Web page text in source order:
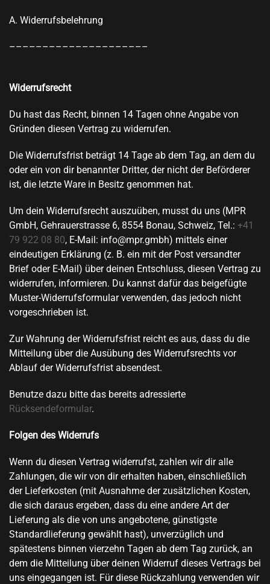
A. Widerrufsbelehrung
–––––––––––––––––––––
Widerrufsrecht
Du hast das Recht, binnen 14 Tagen ohne Angabe von
Gründen diesen Vertrag zu widerrufen.
Die Widerrufsfrist beträgt 14 Tage ab dem Tag, an dem du
oder ein von dir benannter Dritter, der nicht der Beförderer
ist, die letzte Ware in Besitz genommen hat.
Um dein Widerrufsrecht auszuüben, musst du uns (MPR
GmbH, Gehrauerstrasse 6, 8554 Bonau, Schweiz, Tel.: +41
79 922 08 80, E-Mail: info@mpr.gmbh) mittels einer
eindeutigen Erklärung (z. B. ein mit der Post versandter
Brief oder E-Mail) über deinen Entschluss, diesen Vertrag zu
widerrufen, informieren. Du kannst dafür das beigefügte
Muster-Widerrufsformular verwenden, das jedoch nicht
vorgeschrieben ist.
Zur Wahrung der Widerrufsfrist reicht es aus, dass du die
Mitteilung über die Ausübung des Widerrufsrechts vor
Ablauf der Widerrufsfrist absendest.
Benutze dazu bitte das bereits adressierte
Rücksendeformular.
Folgen des Widerrufs
Wenn du diesen Vertrag widerrufst, zahlen wir dir alle
Zahlungen, die wir von dir erhalten haben, einschließlich
der Lieferkosten (mit Ausnahme der zusätzlichen Kosten,
die sich daraus ergeben, dass du eine andere Art der
Lieferung als die von uns angebotene, günstigste
Standardlieferung gewählt hast), unverzüglich und
spätestens binnen vierzehn Tagen ab dem Tag zurück, an
dem die Mitteilung über deinen Widerruf dieses Vertrags bei
uns eingegangen ist. Für diese Rückzahlung verwenden wir